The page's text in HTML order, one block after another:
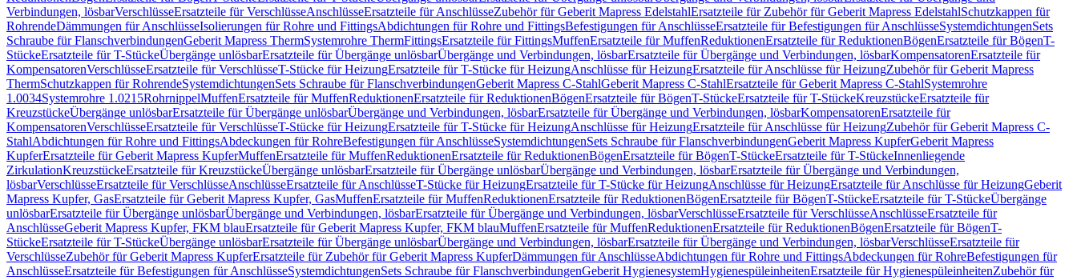
Verbindungen, lösbarVerschlüsseErsatzteile für VerschlüsseAnschlüsseErsatzteile für AnschlüsseZubehör für Geberit Mapress EdelstahlErsatzteile für Zubehör für Geberit Mapress EdelstahlSchutzkappen für
RohrendeDämmungen für AnschlüsseIsolierungen für Rohre und FittingsAbdichtungen für Rohre und FittingsBefestigungen für AnschlüsseErsatzteile für Befestigungen für AnschlüsseSystemdichtungenSets
Schraube für FlanschverbindungenGeberit Mapress ThermSystemrohre ThermFittingsErsatzteile für FittingsMuffenErsatzteile für MuffenReduktionenErsatzteile für ReduktionenBögenErsatzteile für BögenT-
StückeErsatzteile für T-StückeÜbergänge unlösbarErsatzteile für Übergänge unlösbarÜbergänge und Verbindungen, lösbarErsatzteile für Übergänge und Verbindungen, lösbarKompensatorenErsatzteile für
KompensatorenVerschlüsseErsatzteile für VerschlüsseT-Stücke für HeizungErsatzteile für T-Stücke für HeizungAnschlüsse für HeizungErsatzteile für Anschlüsse für HeizungZubehör für Geberit Mapress
ThermSchutzkappen für RohrendeSystemdichtungenSets Schraube für FlanschverbindungenGeberit Mapress C-StahlGeberit Mapress C-StahlErsatzteile für Geberit Mapress C-StahlSystemrohre
1.0034Systemrohre 1.0215RohrnippelMuffenErsatzteile für MuffenReduktionenErsatzteile für ReduktionenBögenErsatzteile für BögenT-StückeErsatzteile für T-StückeKreuzstückeErsatzteile für
KreuzstückeÜbergänge unlösbarErsatzteile für Übergänge unlösbarÜbergänge und Verbindungen, lösbarErsatzteile für Übergänge und Verbindungen, lösbarKompensatorenErsatzteile für
KompensatorenVerschlüsseErsatzteile für VerschlüsseT-Stücke für HeizungErsatzteile für T-Stücke für HeizungAnschlüsse für HeizungErsatzteile für Anschlüsse für HeizungZubehör für Geberit Mapress C-
StahlAbdichtungen für Rohre und FittingsAbdeckungen für RohreBefestigungen für AnschlüsseSystemdichtungenSets Schraube für FlanschverbindungenGeberit Mapress KupferGeberit Mapress
KupferErsatzteile für Geberit Mapress KupferMuffenErsatzteile für MuffenReduktionenErsatzteile für ReduktionenBögenErsatzteile für BögenT-StückeErsatzteile für T-StückeInnenliegende
ZirkulationKreuzstückeErsatzteile für KreuzstückeÜbergänge unlösbarErsatzteile für Übergänge unlösbarÜbergänge und Verbindungen, lösbarErsatzteile für Übergänge und Verbindungen,
lösbarVerschlüsseErsatzteile für VerschlüsseAnschlüsseErsatzteile für AnschlüsseT-Stücke für HeizungErsatzteile für T-Stücke für HeizungAnschlüsse für HeizungErsatzteile für Anschlüsse für HeizungGeberit
Mapress Kupfer, GasErsatzteile für Geberit Mapress Kupfer, GasMuffenErsatzteile für MuffenReduktionenErsatzteile für ReduktionenBögenErsatzteile für BögenT-StückeErsatzteile für T-StückeÜbergänge
unlösbarErsatzteile für Übergänge unlösbarÜbergänge und Verbindungen, lösbarErsatzteile für Übergänge und Verbindungen, lösbarVerschlüsseErsatzteile für VerschlüsseAnschlüsseErsatzteile für
AnschlüsseGeberit Mapress Kupfer, FKM blauErsatzteile für Geberit Mapress Kupfer, FKM blauMuffenErsatzteile für MuffenReduktionenErsatzteile für ReduktionenBögenErsatzteile für BögenT-
StückeErsatzteile für T-StückeÜbergänge unlösbarErsatzteile für Übergänge unlösbarÜbergänge und Verbindungen, lösbarErsatzteile für Übergänge und Verbindungen, lösbarVerschlüsseErsatzteile für
VerschlüsseZubehör für Geberit Mapress KupferErsatzteile für Zubehör für Geberit Mapress KupferDämmungen für AnschlüsseAbdichtungen für Rohre und FittingsAbdeckungen für RohreBefestigungen für
AnschlüsseErsatzteile für Befestigungen für AnschlüsseSystemdichtungenSets Schraube für FlanschverbindungenGeberit HygienesystemHygienespüleinheitenErsatzteile für HygienespüleinheitenZubehör für